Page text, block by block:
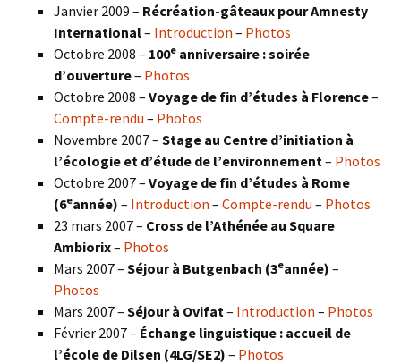
Janvier 2009 – Récréation-gâteaux pour Amnesty
International– Introduction – Photos
Octobre 2008 – 100e anniversaire : soirée
d’ouverture– Photos
Octobre 2008 – Voyage de fin d’études à Florence–
Compte-rendu – Photos
Novembre 2007 – Stage au Centre d’initiation à
l’écologie et d’étude de l’environnement – Photos
Octobre 2007 – Voyage de fin d’études à Rome
(6eannée) – Introduction – Compte-rendu – Photos
23 mars 2007 – Cross de l’Athénée au Square
Ambiorix– Photos
Mars 2007 – Séjour à Butgenbach (3eannée) –
Photos
Mars 2007 – Séjour à Ovifat – Introduction – Photos
Février 2007 – Échange linguistique : accueil de
l’école de Dilsen (4LG/SE2) – Photos